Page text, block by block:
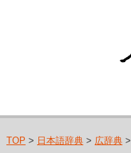
TOP > 日本語辞典> 広辞典>